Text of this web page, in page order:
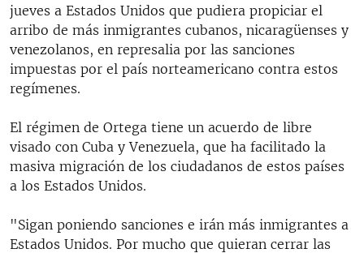
DESINFORMACIÓN RUSA EN AMÉRICA LATINA
LA INVASIÓN DE RUSIA A UCRANIA
jueves a Estados Unidos que pudiera propiciar el
arribo de más inmigrantes cubanos, nicaragüenses y
venezolanos, en represalia por las sanciones
impuestas por el país norteamericano contra estos
regímenes.
El régimen de Ortega tiene un acuerdo de libre
visado con Cuba y Venezuela, que ha facilitado la
masiva migración de los ciudadanos de estos países
a los Estados Unidos.
"Sigan poniendo sanciones e irán más inmigrantes a
Estados Unidos. Por mucho que quieran cerrar las